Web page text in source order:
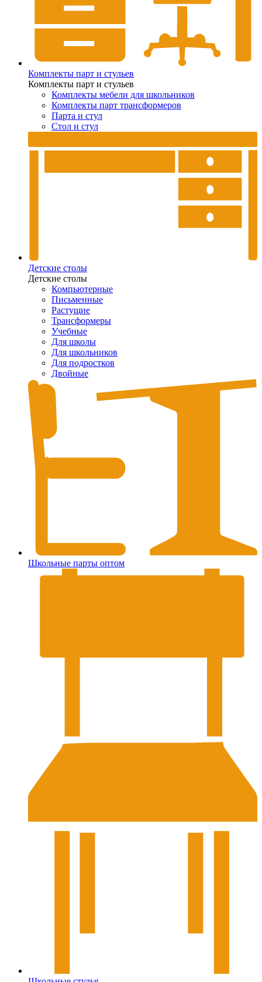
Комплекты парт и стульев
Комплекты парт и стульев
Комплекты мебели для школьников
Комплекты парт трансформеров
Парта и стул
Стол и стул
Детские столы
Детские столы
Компьютерные
Письменные
Растущие
Трансформеры
Учебные
Для школы
Для школьников
Для подростков
Двойные
Школьные парты оптом